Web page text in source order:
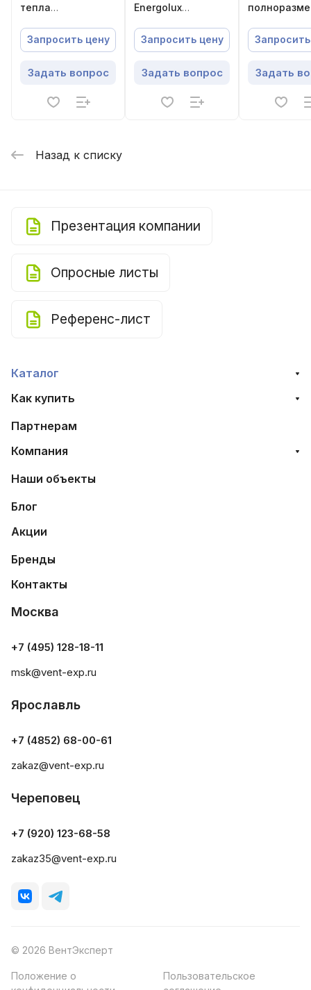
тепла
SMZ IV Energolux
SMZUR215V4AI
Запросить цену
Задать вопрос
Energolux
Запросить цену
Задать вопрос
Energolux
Задать
Назад к списку
Презентация компании
Опросные листы
Референс-лист
Каталог
Как купить
Партнерам
Компания
Наши объекты
Блог
Акции
Бренды
Контакты
Москва
+7 (495) 128-18-11
msk@vent-exp.ru
Ярославль
+7 (4852) 68-00-61
zakaz@vent-exp.ru
Череповец
+7 (920) 123-68-58
zakaz35@vent-exp.ru
© 2026 ВентЭксперт
Положение о
Пользовательское